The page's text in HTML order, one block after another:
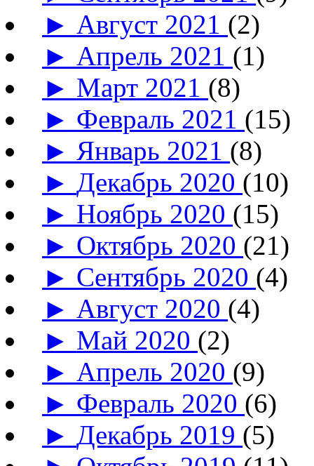
► Август 2021 (2)
► Апрель 2021 (1)
► Март 2021 (8)
► Февраль 2021 (15)
► Январь 2021 (8)
►Декабрь 2020 (10)
► Ноябрь 2020 (15)
► Октябрь 2020 (21)
► Сентябрь 2020 (4)
► Август 2020 (4)
► Май 2020 (2)
► Апрель 2020 (9)
► Февраль 2020 (6)
►Декабрь 2019 (5)